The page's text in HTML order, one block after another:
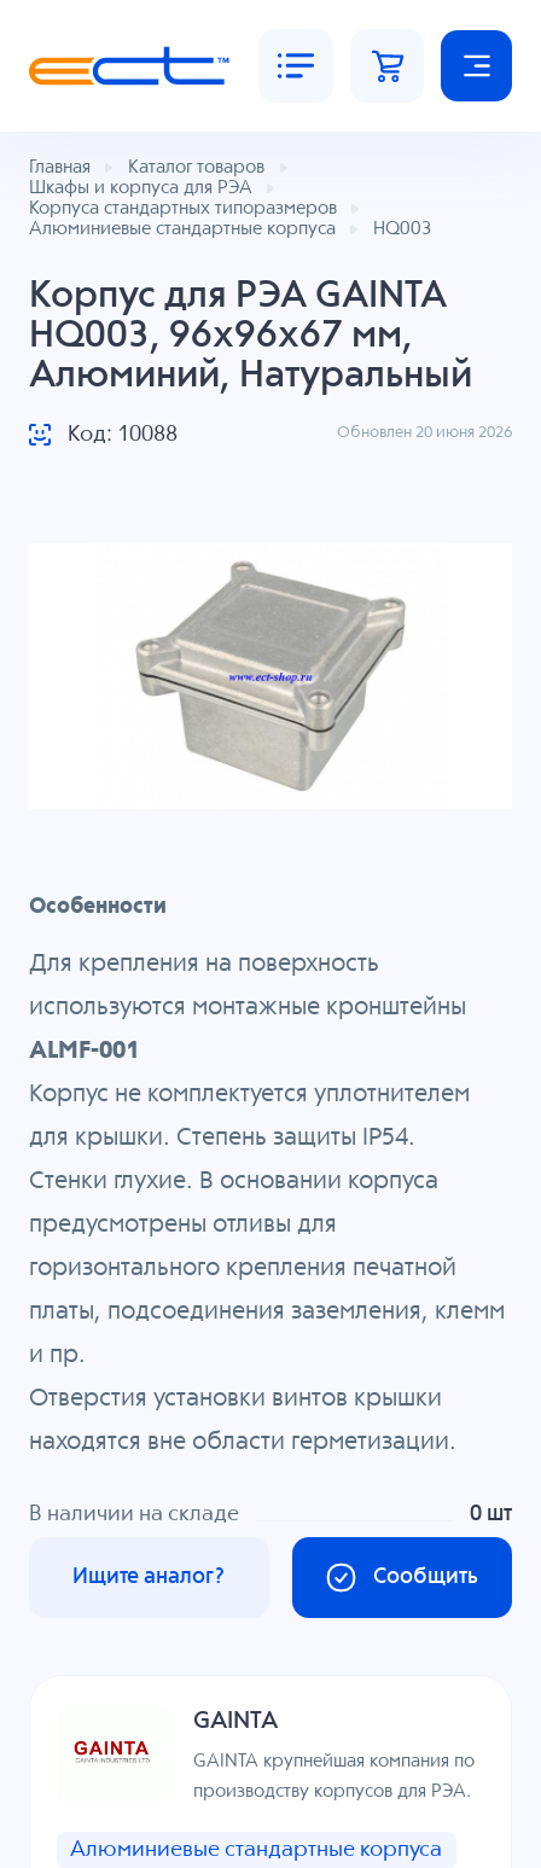
Главная
Каталог товаров
Шкафы и корпуса для РЭА
Корпуса стандартных типоразмеров
Алюминиевые стандартные корпуса
HQ003
Корпус для РЭА GAINTA
HQ003, 96x96x67 мм,
Алюминий, Натуральный
Код: 10088 Обновлен 20 июня 2026
Особенности
Для крепления на поверхность
используются монтажные кронштейны
ALMF-001
Корпус не комплектуется уплотнителем
для крышки. Степень защиты IP54.
Стенки глухие. В основании корпуса
предусмотрены отливы для
горизонтального крепления печатной
платы, подсоединения заземления, клемм
и пр.
Отверстия установки винтов крышки
находятся вне области герметизации.
В наличии на складе 0 шт
Сообщить
Ищите аналог?
GAINTA
GAINTA крупнейшая компания по
производству корпусов для РЭА.
Алюминиевые стандартные корпуса